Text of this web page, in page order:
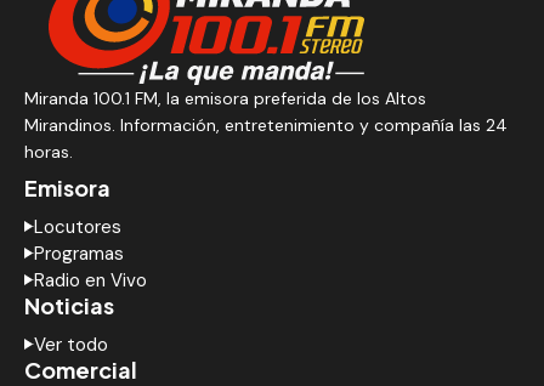
Miranda 100.1 FM, la emisora preferida de los Altos
Mirandinos. Información, entretenimiento y compañía las 24
horas.
Emisora
Locutores
Programas
Radio en Vivo
Noticias
Ver todo
Comercial